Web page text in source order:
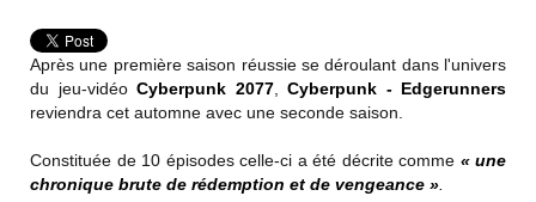
Après une première saison réussie se déroulant dans l'univers
du jeu-vidéo Cyberpunk 2077, Cyberpunk - Edgerunners
reviendra cet automne avec une seconde saison.
Constituée de 10 épisodes celle-ci a été décrite comme « une
chronique brute de rédemption et de vengeance »